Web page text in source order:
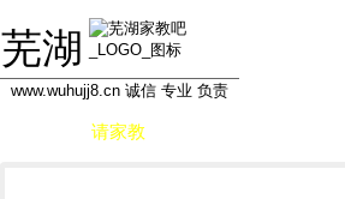
芜湖
www.wuhujj8.cn 诚信 专业 负责
请家教